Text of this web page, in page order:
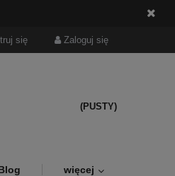
się Zaloguj się
(PUSTY)
więcej